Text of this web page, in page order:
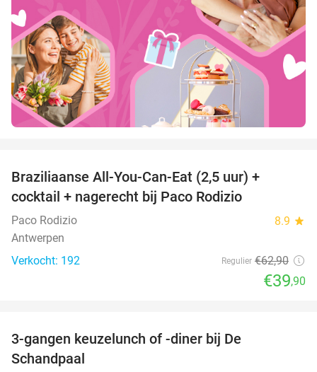
Braziliaanse All-You-Can-Eat (2,5 uur) +
cocktail + nagerecht bij Paco Rodizio
Paco Rodizio 8.9 star
Antwerpen
Verkocht: 192
Regulier €62,90
€39,90
3-gangen keuzelunch of -diner bij De
Schandpaal